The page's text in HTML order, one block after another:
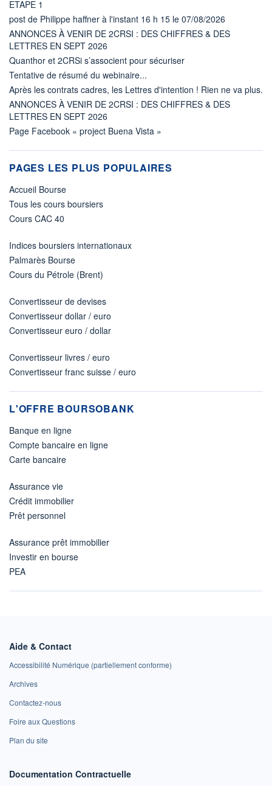
ETAPE 1
post de Philippe haffner à l'instant 16 h 15 le 07/08/2026
ANNONCES À VENIR DE 2CRSI : DES CHIFFRES & DES
LETTRES EN SEPT 2026
Quanthor et 2CRSi s’associent pour sécuriser
Tentative de résumé du webinaire...
Après les contrats cadres, les Lettres d'intention ! Rien ne va plus.
ANNONCES À VENIR DE 2CRSI : DES CHIFFRES & DES
LETTRES EN SEPT 2026
Page Facebook « project Buena Vista »
PAGES LES PLUS POPULAIRES
Accueil Bourse
Tous les cours boursiers
Cours CAC 40
Indices boursiers internationaux
Palmarès Bourse
Cours du Pétrole (Brent)
Convertisseur de devises
Convertisseur dollar / euro
Convertisseur euro / dollar
Convertisseur livres / euro
Convertisseur franc suisse / euro
L'OFFRE BOURSOBANK
Banque en ligne
Compte bancaire en ligne
Carte bancaire
Assurance vie
Crédit immobilier
Prêt personnel
Assurance prêt immobilier
Investir en bourse
PEA
Aide & Contact
Accessibilité Numérique (partiellement conforme)
Archives
Contactez-nous
Foire aux Questions
Plan du site
Documentation Contractuelle